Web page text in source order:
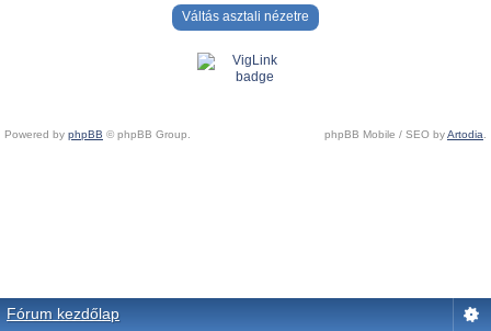
Váltás asztali nézetre
Powered by phpBB © phpBB Group. phpBB Mobile / SEO byArtodia.
Fórum kezdőlap